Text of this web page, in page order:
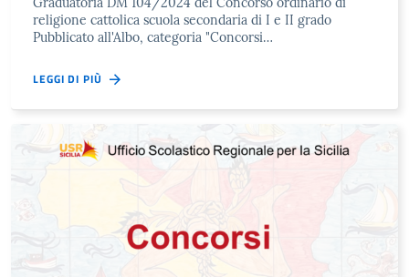
religione cattolica scuola secondaria di I e II grado
Pubblicato all'Albo, categoria "Concorsi…
LEGGI DI PIÙ